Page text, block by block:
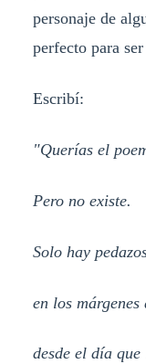
personaje de
perfecto para
Escribí:
"Querías el
Pero no existe.
Solo hay
en los
desde el día